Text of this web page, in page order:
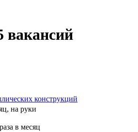
вакансий
конструкций
на руки
в месяц